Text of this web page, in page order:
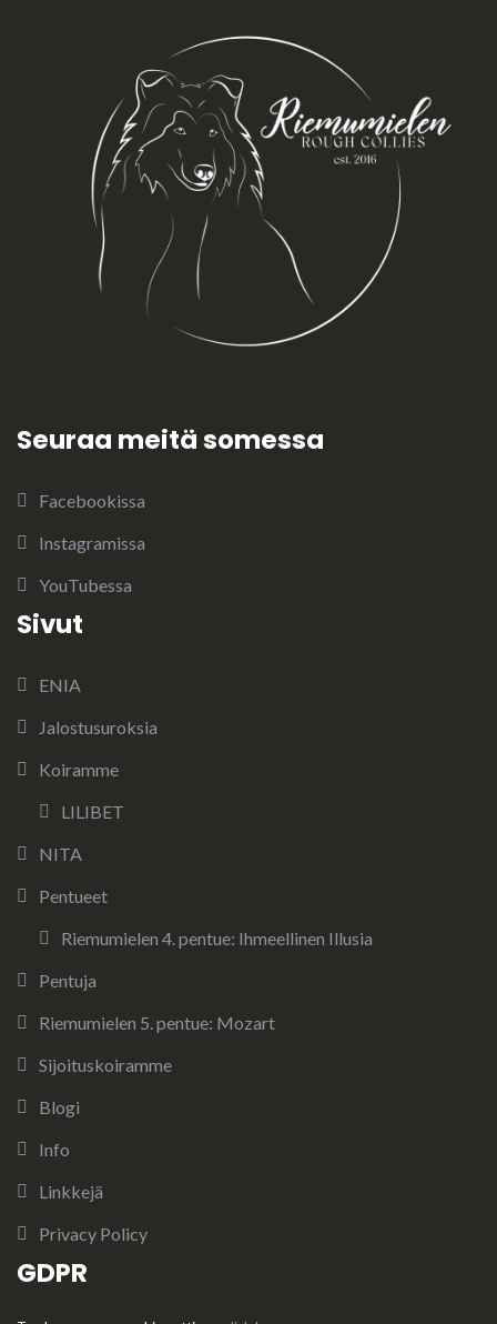
Seuraa meitä somessa
Facebookissa
Instagramissa
YouTubessa
Sivut
ENIA
Jalostusuroksia
Koiramme
LILIBET
NITA
Pentueet
Riemumielen 4. pentue: Ihmeellinen Illusia
Pentuja
Riemumielen 5. pentue: Mozart
Sijoituskoiramme
Blogi
Info
Linkkejä
Privacy Policy
GDPR